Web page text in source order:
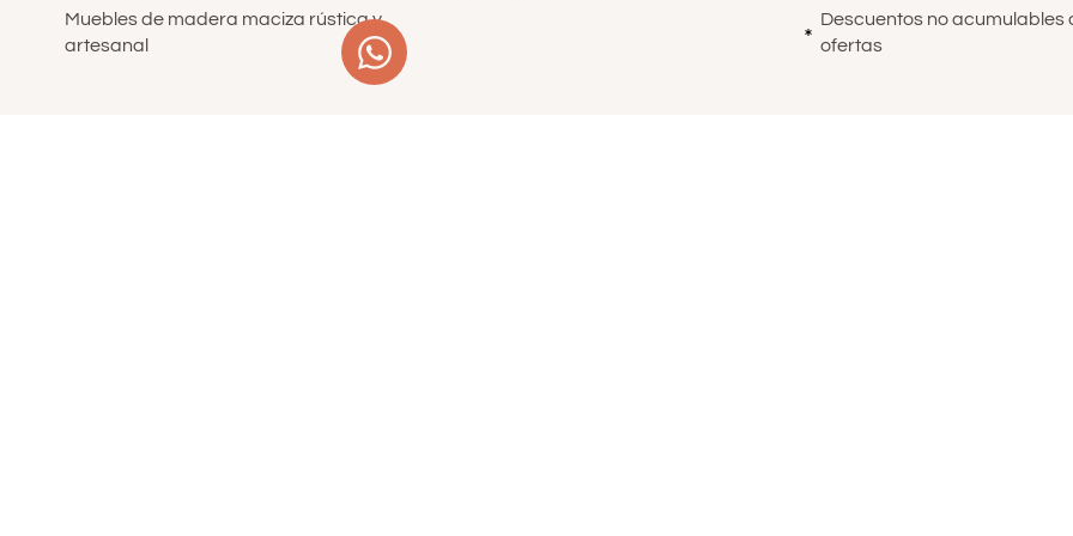
Muebles de madera maciza rústica y
artesanal
Descuentos no acumulables
ofertas